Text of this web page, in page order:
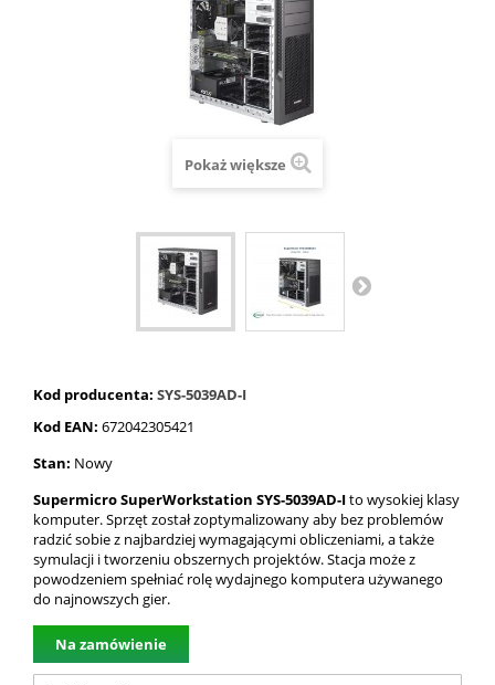
Pokaż większe
Kod producenta: SYS-5039AD-I
Kod EAN: 672042305421
Stan: Nowy
Supermicro SuperWorkstation SYS-5039AD-Ito wysokiej klasy
komputer. Sprzęt został zoptymalizowany aby bez problemów
radzić sobie z najbardziej wymagającymi obliczeniami, a także
symulacji i tworzeniu obszernych projektów. Stacja może z
powodzeniem spełniać rolę wydajnego komputera używanego
do najnowszych gier.
Na zamówienie